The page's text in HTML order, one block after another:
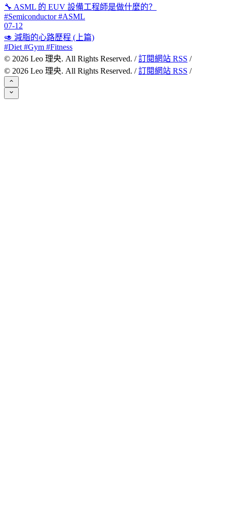
🔧 ASML 的 EUV 設備工程師是做什麼的？
#Semiconductor #ASML
07-12
🥑 減脂的心路歷程 (上篇)
#Diet #Gym #Fitness
© 2026 Leo 理央. All Rights Reserved. /訂閱網站 RSS /
© 2026 Leo 理央. All Rights Reserved. /訂閱網站 RSS /